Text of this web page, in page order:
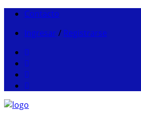
Contacto
Ingresar / Registrarse